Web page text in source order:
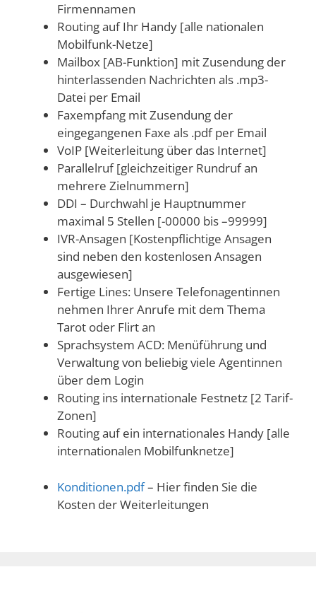
Firmennamen
Routing auf Ihr Handy [alle nationalen
Mobilfunk-Netze]
Mailbox [AB-Funktion] mit Zusendung der
hinterlassenden Nachrichten als .mp3-
Datei per Email
Faxempfang mit Zusendung der
eingegangenen Faxe als .pdf per Email
VoIP [Weiterleitung über das Internet]
Parallelruf [gleichzeitiger Rundruf an
mehrere Zielnummern]
DDI – Durchwahl je Hauptnummer
maximal 5 Stellen [-00000 bis –99999]
IVR-Ansagen [Kostenpflichtige Ansagen
sind neben den kostenlosen Ansagen
ausgewiesen]
Fertige Lines: Unsere Telefonagentinnen
nehmen Ihrer Anrufe mit dem Thema
Tarot oder Flirt an
Sprachsystem ACD: Menüführung und
Verwaltung von beliebig viele Agentinnen
über dem Login
Routing ins internationale Festnetz [2 Tarif-
Zonen]
Routing auf ein internationales Handy [alle
internationalen Mobilfunknetze]
Konditionen.pdf– Hier finden Sie die
Kosten der Weiterleitungen